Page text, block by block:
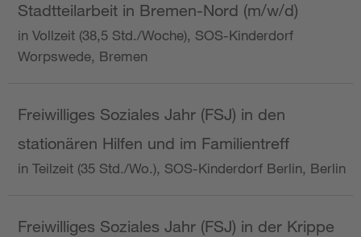
Stadtteilarbeit in Bremen-Nord (m/w/d)
in Vollzeit (38,5 Std./Woche), SOS-Kinderdorf
Worpswede, Bremen
Freiwilliges Soziales Jahr (FSJ) in den
stationären Hilfen und im Familientreff
in Teilzeit (35 Std./Wo.), SOS-Kinderdorf Berlin, Berlin
Freiwilliges Soziales Jahr (FSJ) in der Krippe